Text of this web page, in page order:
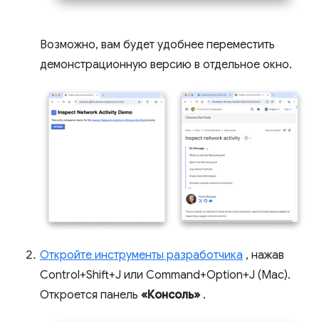
Возможно, вам будет удобнее переместить
демонстрационную версию в отдельное окно.
Откройте инструменты разработчика , нажав
Control+Shift+J или Command+Option+J (Mac).
Откроется панель «Консоль» .